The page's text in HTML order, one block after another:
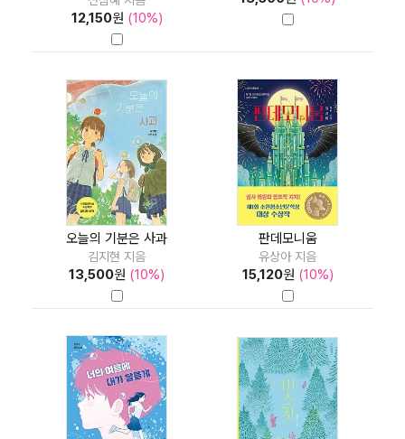
12,150원 (10%)
오늘의 기분은 사과
김지현 지음
13,500원 (10%)
판데모니움
유상아 지음
15,120원 (10%)